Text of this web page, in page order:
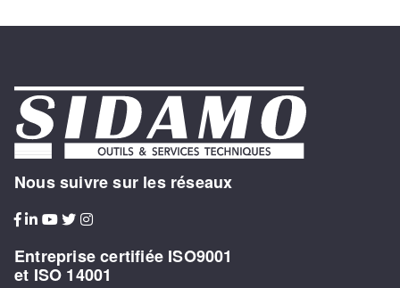
Nous suivre sur les réseaux
Entreprise certifiée ISO9001
et ISO 14001